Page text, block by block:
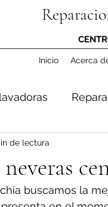
Inicio Acerca
de lectura
buscamos la